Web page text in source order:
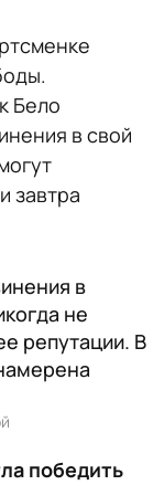
Бело
в свой
завтра
в
не
репутации. В
победить